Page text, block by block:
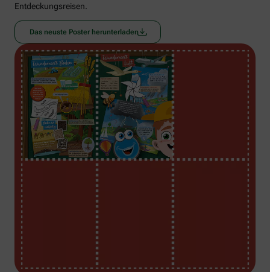
Entdeckungsreisen.
Das neuste Poster herunterladen